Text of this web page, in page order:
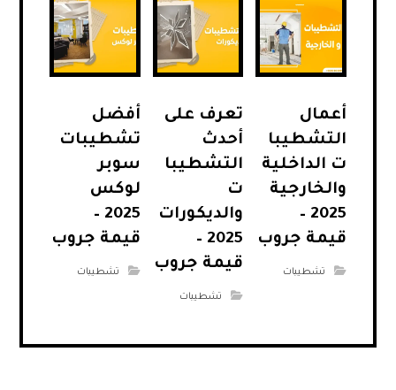
أعمال
التشطيبا
ت الداخلية
والخارجية
2025 –
قيمة جروب
تشطيبات
تعرف على
أحدث
التشطيبا
ت
والديكورات
2025 –
قيمة جروب
تشطيبات
أفضل
تشطيبات
سوبر
لوكس
2025 –
قيمة جروب
تشطيبات